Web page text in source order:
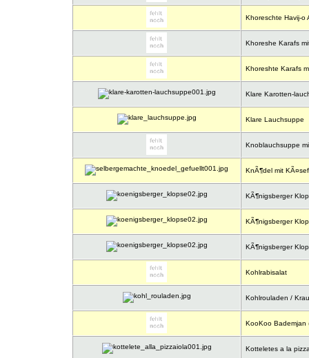
Khoreschte Havij-o
Khoreshe Karafs
Khoreshte Karafs
Klare Karotten-
Klare Lauchsuppe
Knoblauchsuppe
KnÃ¶del mit
KÃ¶nigsberger
KÃ¶nigsberger
KÃ¶nigsberger
Kohlrabisalat
Kohlrouladen /
KooKoo Bademjan
Kotteletes a la